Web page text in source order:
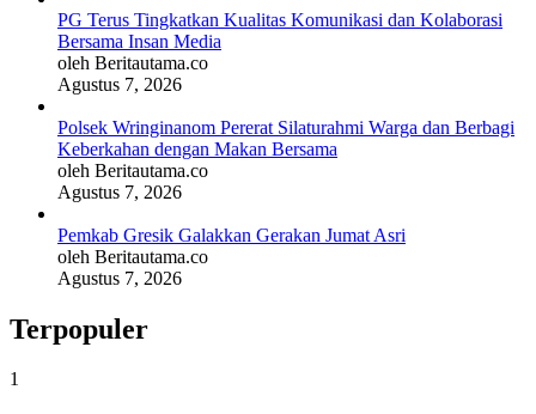
PG Terus Tingkatkan Kualitas Komunikasi dan Kolaborasi
Bersama Insan Media
oleh Beritautama.co
Agustus 7, 2026
Polsek Wringinanom Pererat Silaturahmi Warga dan Berbagi
Keberkahan dengan Makan Bersama
oleh Beritautama.co
Agustus 7, 2026
Pemkab Gresik Galakkan Gerakan Jumat Asri
oleh Beritautama.co
Agustus 7, 2026
Terpopuler
1